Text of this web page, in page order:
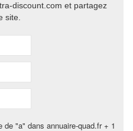
discount.com et partagez
site.
de "a" dans annuaire-quad.fr + 1